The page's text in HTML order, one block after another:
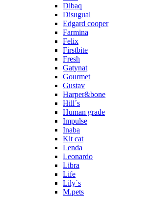
Dibaq
Disugual
Edgard cooper
Farmina
Felix
Firstbite
Fresh
Gatynat
Gourmet
Gustav
Harper&bone
Hill´s
Human grade
Impulse
Inaba
Kit cat
Lenda
Leonardo
Libra
Life
Lily´s
M.pets